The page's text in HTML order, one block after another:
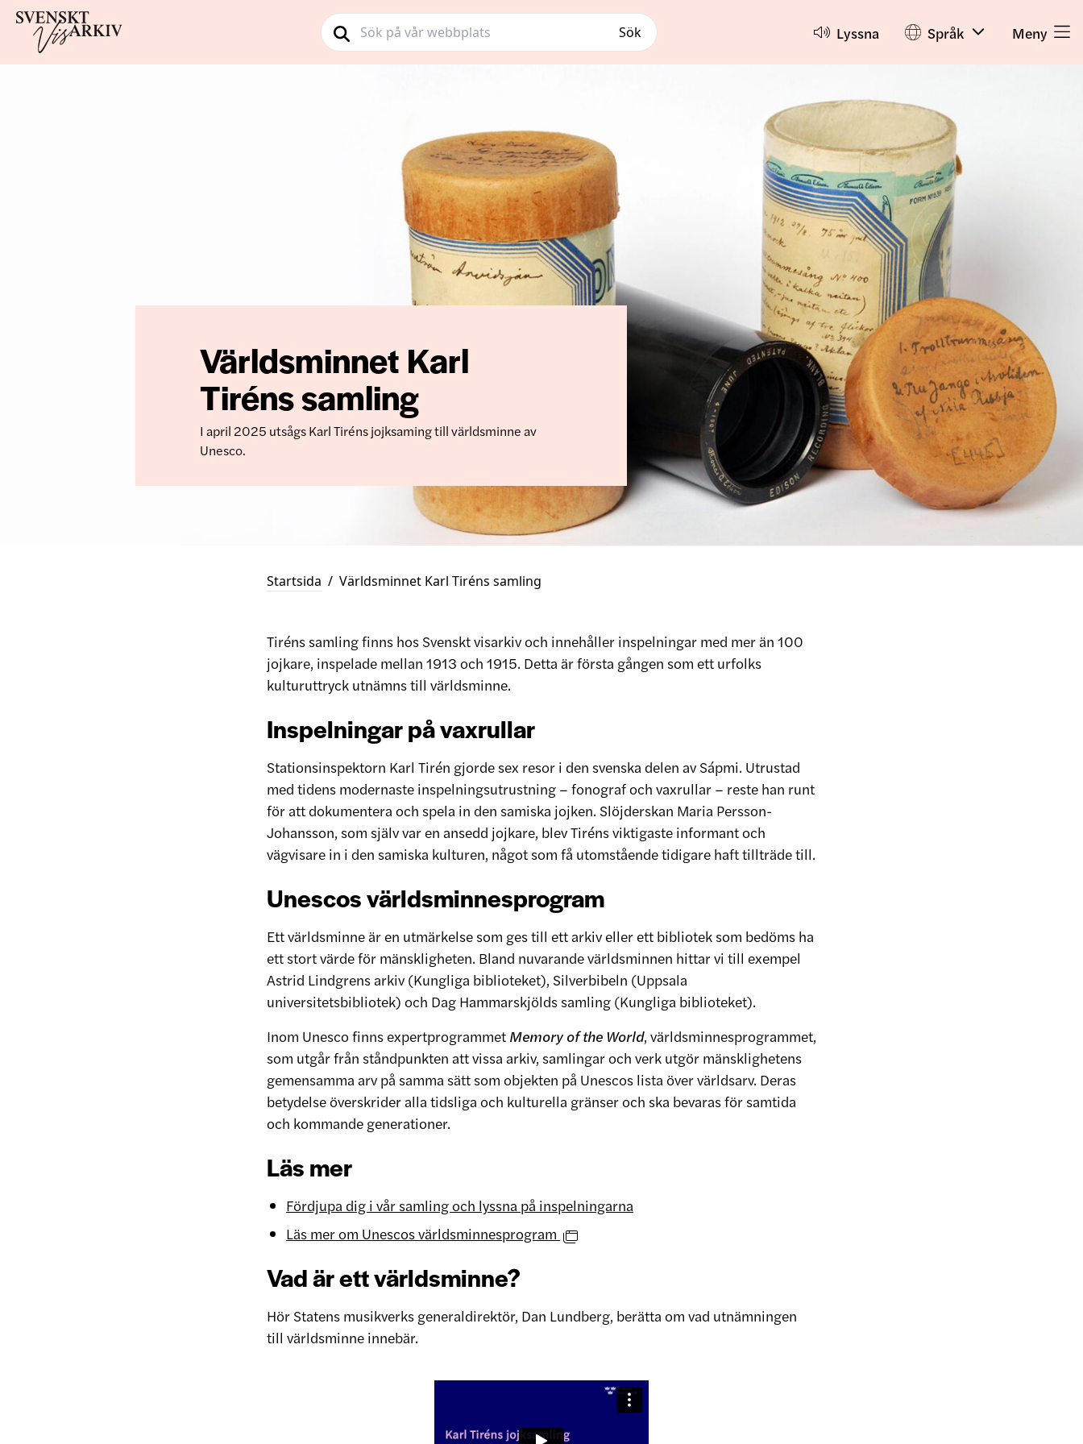
Sök Lyssna Språk Meny
Världsminnet Karl
Tiréns samling
I april 2025 utsågs Karl Tiréns jojksaming till världsminne av
Unesco.
Startsida / Världsminnet Karl Tiréns samling
Tiréns samling finns hos Svenskt visarkiv och innehåller inspelningar med mer än 100
jojkare, inspelade mellan 1913 och 1915. Detta är första gången som ett urfolks
kulturuttryck utnämns till världsminne.
Inspelningar på vaxrullar
Stationsinspektorn Karl Tirén gjorde sex resor i den svenska delen av Sápmi. Utrustad
med tidens modernaste inspelningsutrustning – fonograf och vaxrullar – reste han runt
för att dokumentera och spela in den samiska jojken. Slöjderskan Maria Persson-
Johansson, som själv var en ansedd jojkare, blev Tiréns viktigaste informant och
vägvisare in i den samiska kulturen, något som få utomstående tidigare haft tillträde till.
Unescos världsminnesprogram
Ett världsminne är en utmärkelse som ges till ett arkiv eller ett bibliotek som bedöms ha
ett stort värde för mänskligheten. Bland nuvarande världsminnen hittar vi till exempel
Astrid Lindgrens arkiv (Kungliga biblioteket), Silverbibeln (Uppsala
universitetsbibliotek) och Dag Hammarskjölds samling (Kungliga biblioteket).
Inom Unesco finns expertprogrammet Memory of the World, världsminnesprogrammet,
som utgår från ståndpunkten att vissa arkiv, samlingar och verk utgör mänsklighetens
gemensamma arv på samma sätt som objekten på Unescos lista över världsarv. Deras
betydelse överskrider alla tidsliga och kulturella gränser och ska bevaras för samtida
och kommande generationer.
Läs mer
Fördjupa dig i vår samling och lyssna på inspelningarna
Läs mer om Unescos världsminnesprogram
Vad är ett världsminne?
Hör Statens musikverks generaldirektör, Dan Lundberg, berätta om vad utnämningen
till världsminne innebär.